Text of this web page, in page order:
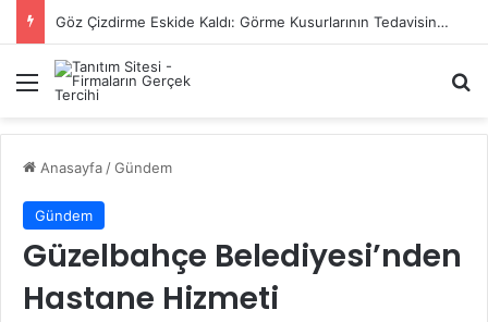
Başiskele Acil Çilingir Hizmeti İçin Doğru Adres Neresi?
Menü
Anasayfa /Gündem
Gündem
Güzelbahçe Belediyesi’nden
Hastane Hizmeti